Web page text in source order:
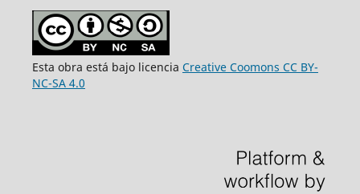
Esta obra está bajo licencia Creative Coomons CC BY-
NC-SA 4.0